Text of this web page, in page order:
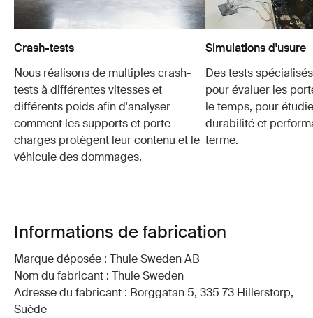
Crash-tests
Nous réalisons de multiples crash-
tests à différentes vitesses et
différents poids afin d'analyser
comment les supports et porte-
charges protègent leur contenu et le
véhicule des dommages.
Simulations d'usure
Des tests
pour évaluer les
le temps, pour
durabilité et
terme.
Informations de fabrication
Marque déposée : Thule Sweden AB
Nom du fabricant : Thule Sweden
Adresse du fabricant : Borggatan 5, 335 73 Hillerstorp,
Suède